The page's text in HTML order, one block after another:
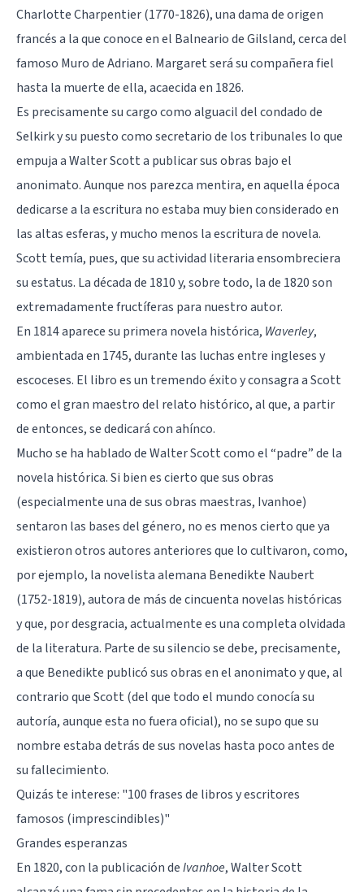
Charlotte Charpentier (1770-1826), una dama de origen
francés a la que conoce en el Balneario de Gilsland, cerca del
famoso Muro de Adriano. Margaret será su compañera fiel
hasta la muerte de ella, acaecida en 1826.
Es precisamente su cargo como alguacil del condado de
Selkirk y su puesto como secretario de los tribunales lo que
empuja a Walter Scott a publicar sus obras bajo el
anonimato. Aunque nos parezca mentira, en aquella época
dedicarse a la escritura no estaba muy bien considerado en
las altas esferas, y mucho menos la escritura de novela.
Scott temía, pues, que su actividad literaria ensombreciera
su estatus. La década de 1810 y, sobre todo, la de 1820 son
extremadamente fructíferas para nuestro autor.
En 1814 aparece su primera novela histórica, Waverley,
ambientada en 1745, durante las luchas entre ingleses y
escoceses. El libro es un tremendo éxito y consagra a Scott
como el gran maestro del relato histórico, al que, a partir
de entonces, se dedicará con ahínco.
Mucho se ha hablado de Walter Scott como el “padre” de la
novela histórica. Si bien es cierto que sus obras
(especialmente una de sus obras maestras, Ivanhoe)
sentaron las bases del género, no es menos cierto que ya
existieron otros autores anteriores que lo cultivaron, como,
por ejemplo, la novelista alemana Benedikte Naubert
(1752-1819), autora de más de cincuenta novelas históricas
y que, por desgracia, actualmente es una completa olvidada
de la literatura. Parte de su silencio se debe, precisamente,
a que Benedikte publicó sus obras en el anonimato y que, al
contrario que Scott (del que todo el mundo conocía su
autoría, aunque esta no fuera oficial), no se supo que su
nombre estaba detrás de sus novelas hasta poco antes de
su fallecimiento.
Quizás te interese: "100 frases de libros y escritores
famosos (imprescindibles)"
Grandes esperanzas
En 1820, con la publicación deIvanhoe, Walter Scott